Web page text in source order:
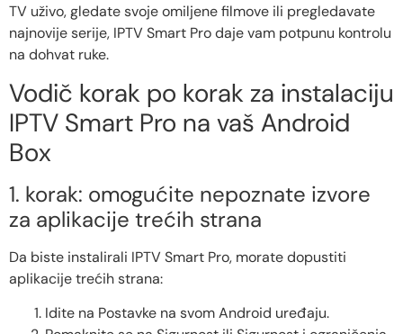
TV uživo, gledate svoje omiljene filmove ili pregledavate
najnovije serije, IPTV Smart Pro daje vam potpunu kontrolu
na dohvat ruke.
Vodič korak po korak za instalaciju
IPTV Smart Pro na vaš Android
Box
1. korak: omogućite nepoznate izvore
za aplikacije trećih strana
Da biste instalirali IPTV Smart Pro, morate dopustiti
aplikacije trećih strana:
Idite na Postavke na svom Android uređaju.